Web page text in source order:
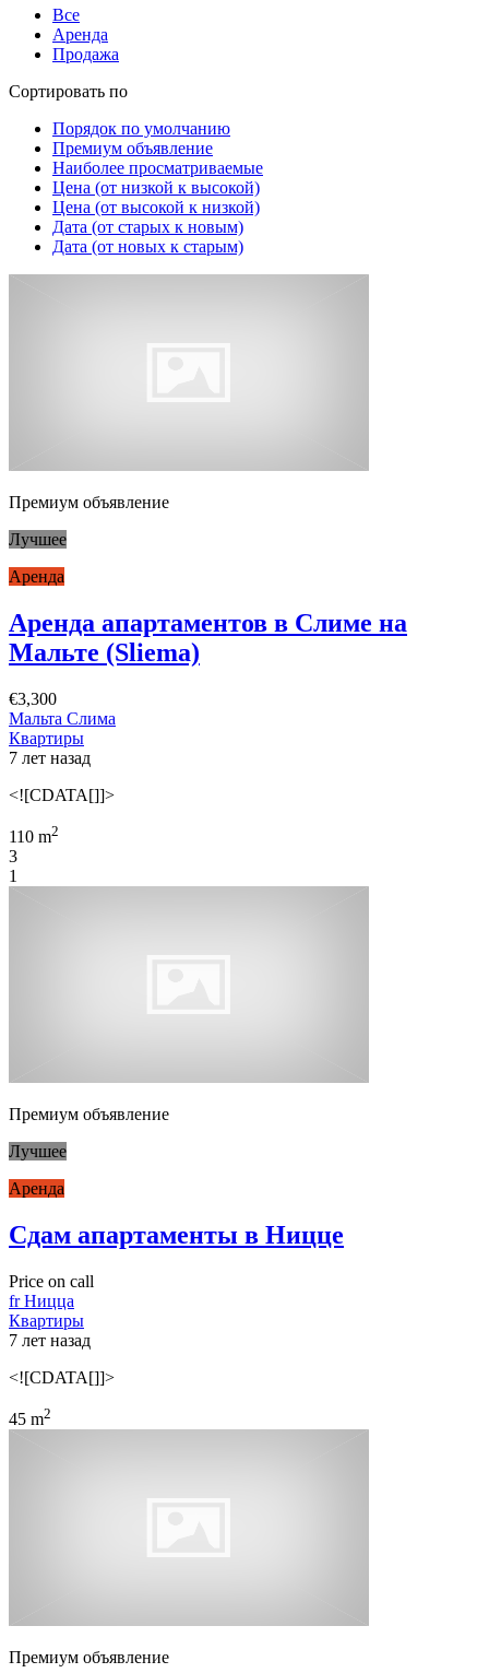
Все
Аренда
Продажа
Сортировать по
Порядок по умолчанию
Премиум объявление
Наиболее просматриваемые
Цена (от низкой к высокой)
Цена (от высокой к низкой)
Дата (от старых к новым)
Дата (от новых к старым)
Премиум объявление
Лучшее
Аренда
Аренда апартаментов в Слиме на
Мальте (Sliema)
€3,300
Мальта Слима
Квартиры
7 лет назад
<![CDATA[]]>
110 m2
3
1
Премиум объявление
Лучшее
Аренда
Сдам апартаменты в Ницце
Price on call
fr Ницца
Квартиры
7 лет назад
<![CDATA[]]>
45 m2
Премиум объявление